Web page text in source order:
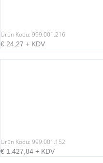
Ürün Kodu: 999.001.216
€ 24,27 + KDV
Ürün Kodu: 999.001.152
€ 1.427,84 + KDV